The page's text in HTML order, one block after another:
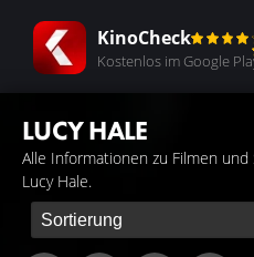
KinoCheck
Kostenlos im Google
LUCY HALE
Alle Informationen zu Filmen
Lucy Hale.